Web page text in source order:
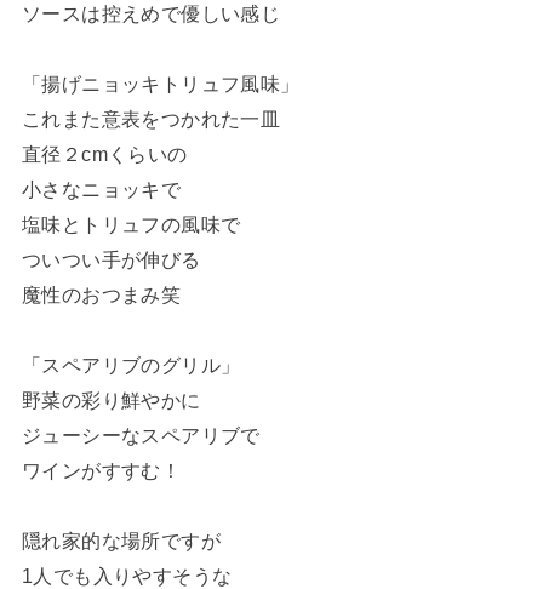
ソースは控えめで優しい感じ
「揚げニョッキトリュフ風味」
これまた意表をつかれた一皿
直径２cmくらいの
小さなニョッキで
塩味とトリュフの風味で
ついつい手が伸びる
魔性のおつまみ笑
「スペアリブのグリル」
野菜の彩り鮮やかに
ジューシーなスペアリブで
ワインがすすむ！
隠れ家的な場所ですが
1人でも入りやすそうな